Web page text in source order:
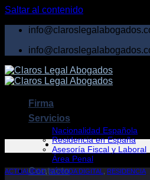
Saltar al contenido
Firma
Servicios
Nacionalidad Española
Residencia en España
Asesoría Fiscal y Laboral
Área Penal
Contacto
ACTUALIDAD,NÓMADA DIGITAL RESIDENCIA